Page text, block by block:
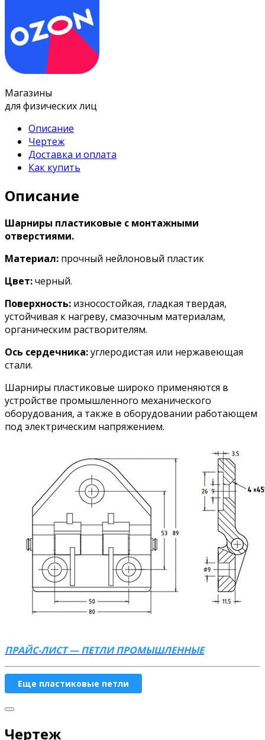
Магазины
для физических лиц
Описание
Чертеж
Доставка и оплата
Как купить
Описание
Шарниры пластиковые с монтажными
отверстиями.
Материал: прочный нейлоновый пластик
Цвет:черный.
Поверхность: износостойкая, гладкая твердая,
устойчивая к нагреву, смазочным материалам,
органическим растворителям.
Ось сердечника:углеродистая или нержавеющая
стали.
Шарниры пластиковые широко применяются в
устройстве промышленного механического
оборудования, а также в оборудовании работающем
под электрическим напряжением.
ПРАЙС-ЛИСТ — ПЕТЛИ ПРОМЫШЛЕННЫЕ
Еще пластиковые петли
Чертеж